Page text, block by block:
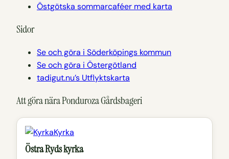
Östgötska sommarcaféer med karta
Sidor
Se och göra i Söderköpings kommun
Se och göra i Östergötland
tadigut.nu’s Utflyktskarta
Att göra nära Ponduroza Gårdsbageri
Kyrka
Östra Ryds kyrka